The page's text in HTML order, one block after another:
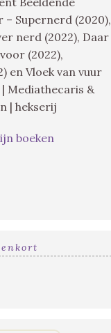
Supernerd (2020),
nerd (2022), Daar
(2022),
en Vloek van vuur
| Mediathecaris &
| hekserij
boeken